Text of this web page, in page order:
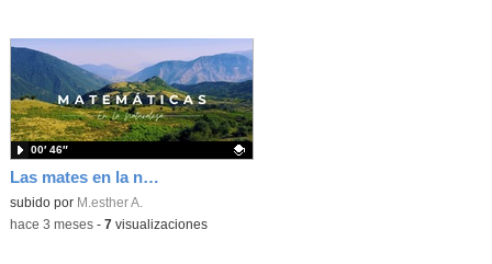
Las mates en la naturaleza
Contenido educativo.
subido por M.esther A.
00′ 46″
-hace 3 meses- 7 visualizaciones